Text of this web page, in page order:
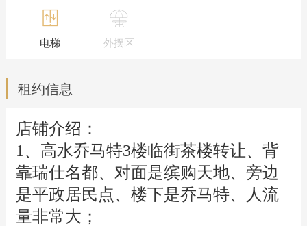
电梯 外摆区
租约信息
店铺介绍：
1、高水乔马特3楼临街茶楼转让、背
靠瑞仕名都、对面是缤购天地、旁边
是平政居民点、楼下是乔马特、人流
量非常大；